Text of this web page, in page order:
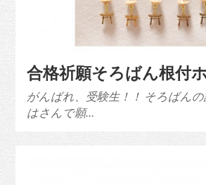
合格祈願そろばん根付
がんばれ、受験生！！ そろばん
はさんで願…